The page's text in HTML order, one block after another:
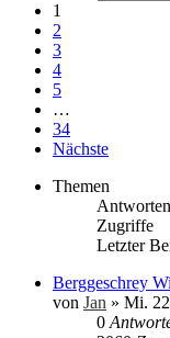
1
2
3
4
5
…
34
Nächste
Themen
Antworten
Zugriffe
Letzter
Berggeschrey
von Jan » Mi.
0